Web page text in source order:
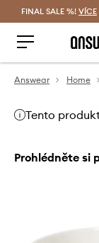
FINAL SALE %! VÍCE
Answear Home
Tento
Prohlédněte si